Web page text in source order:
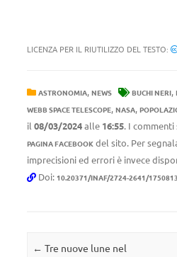
LICENZA PER IL RIUTILIZZO DEL TESTO:
ASTRONOMIA, NEWS BUCHI NERI,
WEBB SPACE TELESCOPE, NASA,
il 08/03/2024alle 16:55. I
PAGINA FACEBOOK del sito. Per
imprecisioni ed errori è invece
Doi: 10.20371/INAF/2724-2641/1750813
Navigazione articolo
← Tre nuove lune nel